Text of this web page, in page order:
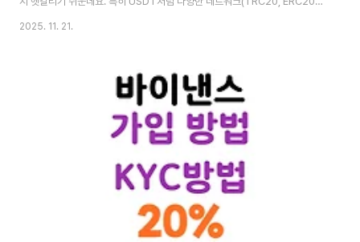
등)를 가진 코인은 더욱 주의가 필요하죠. 오늘은 업비트에서 바이낸스로 입금
드리니, 끝까지 읽고 혜택까지 꼭 챙겨가세요!🚀 "업비트에서 바이낸스로 10
분 만에 입금 완료하는 가장 쉬운 방법!"💰 "TRC20, ERC20? 네트워크 선택
헷갈리셨다면 이 글을 주목하세요!"🎁 "가입만 하면 손해! 20% 수수료 페이백
2025. 11. 21.